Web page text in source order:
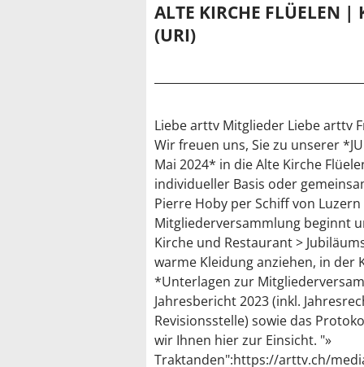
ALTE KIRCHE FLÜELEN |
(URI)
Liebe arttv Mitglieder Liebe arttv
Wir freuen uns, Sie zu unserer
Mai 2024* in die Alte Kirche
individueller Basis oder
Pierre Hoby per Schiff von
Mitgliederversammlung beginnt
Kirche und Restaurant >
warme Kleidung anziehen, in der
*Unterlagen zur
Jahresbericht 2023 (inkl.
Revisionsstelle) sowie das
wir Ihnen hier zur Einsicht. "»
Traktanden":https://arttv.ch/